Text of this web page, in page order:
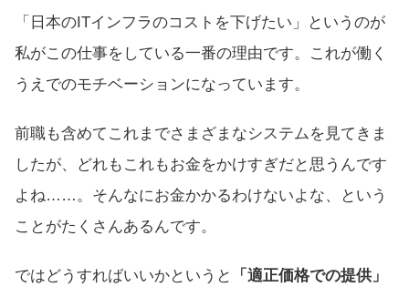
「日本のITインフラのコストを下げたい」というのが
私がこの仕事をしている一番の理由です。これが働く
うえでのモチベーションになっています。
前職も含めてこれまでさまざまなシステムを見てきま
したが、どれもこれもお金をかけすぎだと思うんです
よね……。そんなにお金かかるわけないよな、という
ことがたくさんあるんです。
ではどうすればいいかというと
「適正価格での提供」